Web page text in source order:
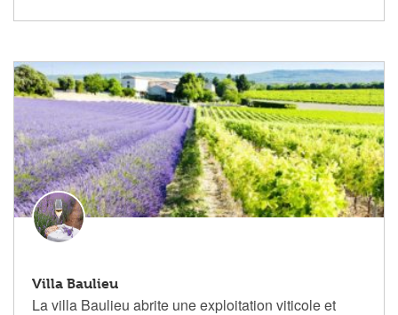
Villa Baulieu
La villa Baulieu abrite une exploitation viticole et